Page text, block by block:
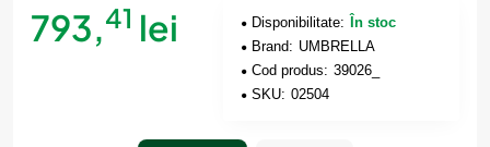
793,41 lei Disponibilitate:
În stoc
Brand: UMBRELLA
Cod produs: 39026_
SKU: 02504